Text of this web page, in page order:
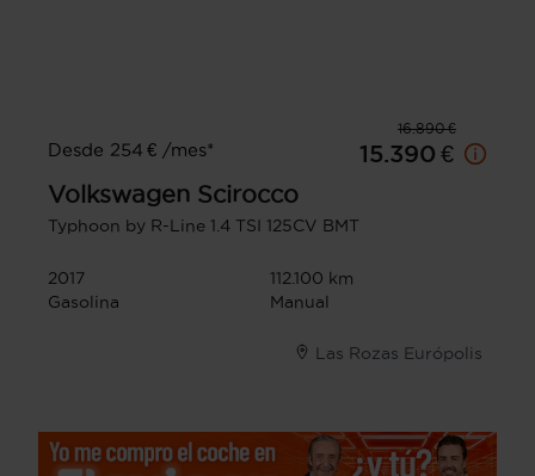
16.890 €
Desde 254 € /mes*
15.390 €
Volkswagen Scirocco
Typhoon by R-Line 1.4 TSI 125CV BMT
2017
112.100 km
Gasolina
Manual
Las Rozas Európolis